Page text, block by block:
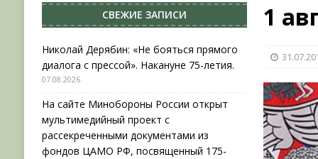
[ 04.08.2026 ] Район плавания – неограничен
[ 04.08.2026 ]
НОВОСТИ
[ 31.07.2026 ] АВГУСТ В ВОЕННОЙ ИСТОРИИ
[ 07.08.2026 ]
Николай Дерябин: «Не бояться
1
СВЕЖИЕ ЗАПИСИ
Николай Дерябин: «Не бояться прямого
диалога с прессой». Накануне 75-летия.
07.08.2026
На сайте Минобороны России открыт
мультимедийный проект с
рассекреченными документами из
фондов ЦАМО РФ, посвященный 175-